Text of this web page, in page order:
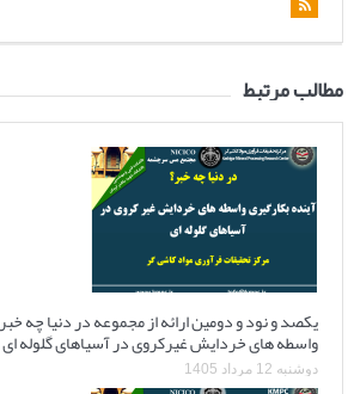
مطالب مرتبط
یکصد و نود و دومین ارائه از مجموعه در دنیا چه
واسطه های خردایش غیرکروی در آسیاهای گلوله ای
دوشنبه 12 مرداد 1405